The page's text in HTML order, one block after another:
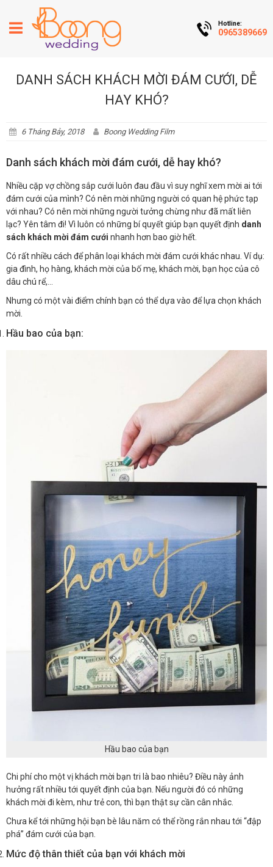
Hotline:
0965389669
DANH SÁCH KHÁCH MỜI ĐÁM CƯỚI, DỄ
HAY KHÓ?
6 Tháng Bảy, 2018 Boong Wedding Film
Danh sách khách mời đám cưới, dễ hay khó?
Nhiều cặp vợ chồng sắp cưới luôn đau đầu vì suy nghĩ xem mời ai tới
đám cưới của mình? Có nên mời những người có quan hệ phức tạp
với nhau? Có nên mời những người tưởng chừng như đã mất liên
lạc? Yên tâm đi! Vì luôn có những bí quyết giúp bạn quyết định danh
sách khách mời đám cưới nhanh hơn bao giờ hết.
Có rất nhiều cách để phân loại khách mời đám cưới khác nhau. Ví dụ:
gia đình, họ hàng, khách mời của bố mẹ, khách mời, bạn học của cô
dâu chú rể,…
Nhưng có một vài điểm chính bạn có thể dựa vào để lựa chọn khách
mời.
Hầu bao của bạn:
Hầu bao của bạn
Chi phí cho một vị khách mời bạn tri là bao nhiêu? Điều này ảnh
hưởng rất nhiều tới quyết định của bạn. Nếu người đó có những
khách mời đi kèm, như trẻ con, thì bạn thật sự cần cân nhắc.
Chưa kể tới những hội bạn bè lâu năm có thể rồng rắn nhau tới “đập
phá” đám cưới của bạn.
Mức độ thân thiết của bạn với khách mời